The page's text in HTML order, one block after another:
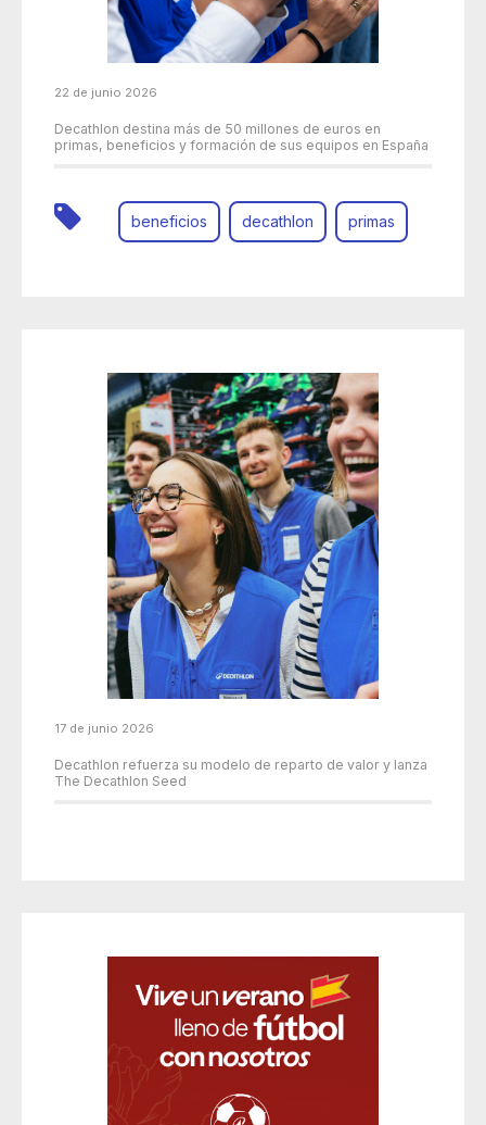
22 de junio 2026
Decathlon destina más de 50 millones de euros en
primas, beneficios y formación de sus equipos en España
beneficios decathlon primas
17 de junio 2026
Decathlon refuerza su modelo de reparto de valor y lanza
The Decathlon Seed